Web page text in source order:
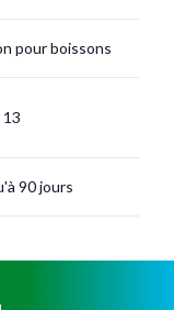
pour boissons
13
90 jours